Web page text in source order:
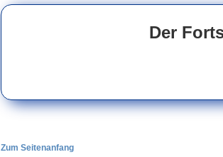
Der
Zum Seitenanfang